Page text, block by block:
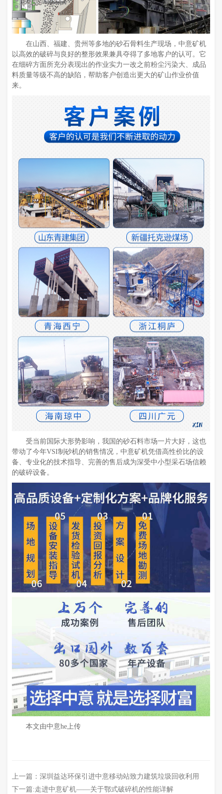
在山西、福建、贵州等多地的砂石骨料生产现场，中意矿机
以高效的破碎与良好的整形效果兼具夺得了多地客户的认可。它
在细碎方面所充分表现出的作业实力一改之前粉尘污染大、成品
料质量等级不高的缺陷，帮助客户创造出更大的矿山作业价值
来。
受当前国际大形势影响，我国的砂石料市场一片大好，这也
带动了今年VSI制砂机的销售情况，中意矿机凭借高性价比的设
备、专业化的技术指导、完善的售后成为深受中小型采石场信赖
的破碎设备。
本文由中意he上传
上一篇：深圳益达环保引进中意移动站致力建筑垃圾回收利用
下一篇:走进中意矿机——关于鄂式破碎机的性能详解